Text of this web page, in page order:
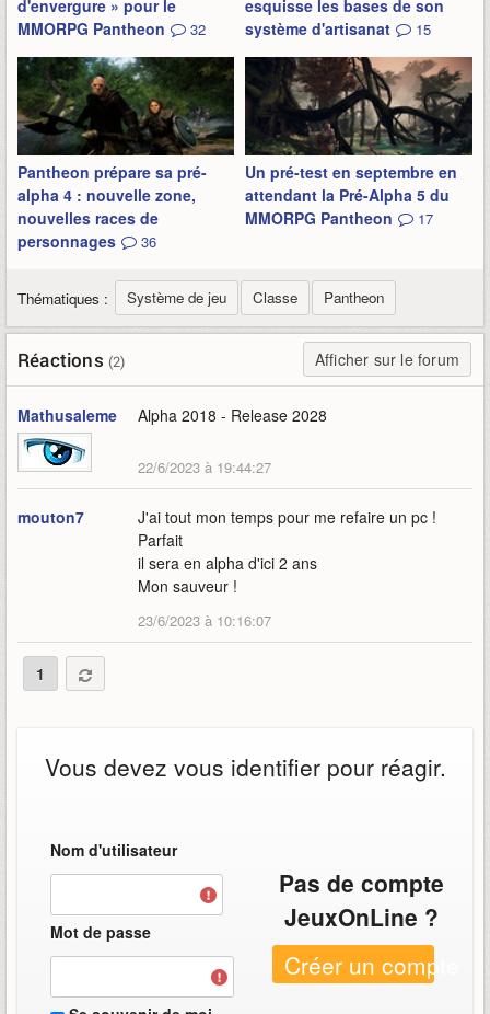
d'envergure » pour le
MMORPG Pantheon
32
esquisse les bases de son
système d'artisanat
15
Pantheon prépare sa pré-
alpha 4 : nouvelle zone,
nouvelles races de
personnages
36
Un pré-test en septembre en
attendant la Pré-Alpha 5 du
MMORPG Pantheon
17
Thématiques : Système de jeu Classe Pantheon
Réactions (2) Afficher sur le forum
Mathusaleme Alpha 2018 - Release 2028
22/6/2023 à 19:44:27
mouton7
J'ai tout mon temps pour me refaire un pc !
Parfait
il sera en alpha d'ici 2 ans
Mon sauveur !
23/6/2023 à 10:16:07
1
Vous devez vous identifier pour réagir.
Nom d'utilisateur
Mot de passe
Pas de compte
JeuxOnLine ?
Créer un compte